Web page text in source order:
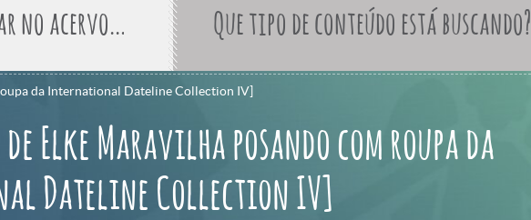
Que tipo de conteúdo está buscando?
da International Dateline Collection IV]
Elke Maravilha posando com roupa da
Dateline Collection IV]